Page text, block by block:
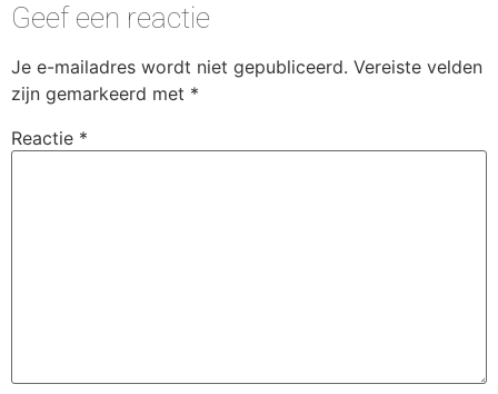
Geef een reactie
Je e-mailadres wordt niet gepubliceerd. Vereiste velden
zijn gemarkeerd met *
Reactie *